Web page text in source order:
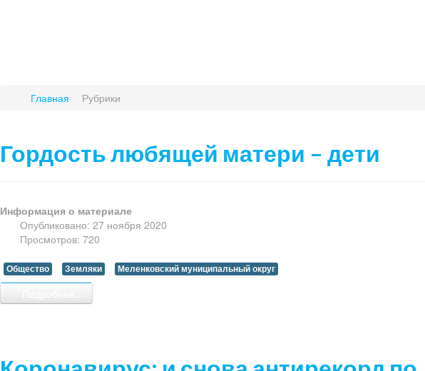
Главная Рубрики
Гордость любящей матери – дети
Информация о материале
Опубликовано: 27 ноября 2020
Просмотров: 720
Общество Земляки Меленковский муниципальный округ